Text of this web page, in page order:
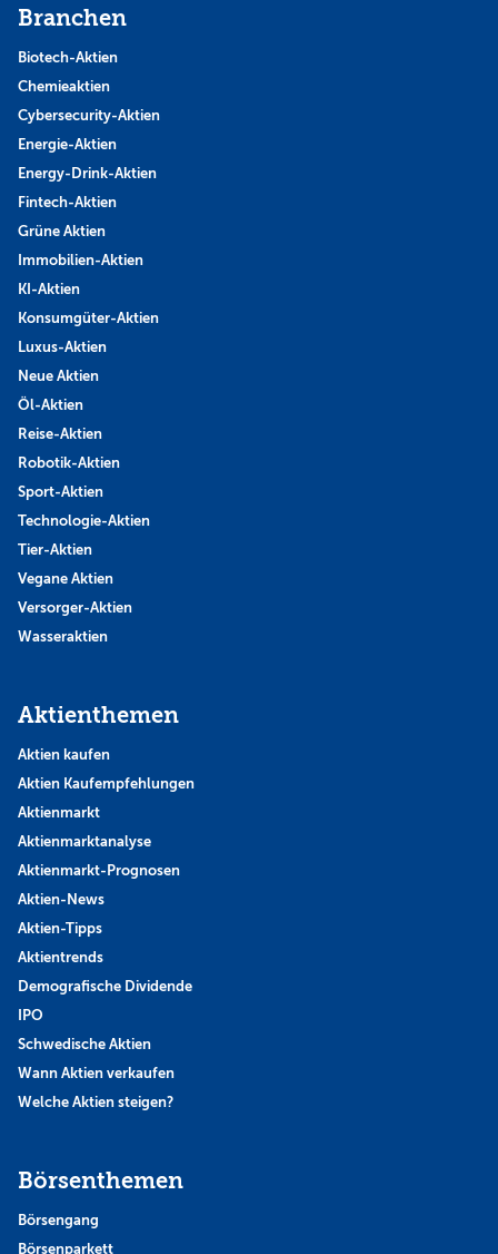
Branchen
Biotech-Aktien
Chemieaktien
Cybersecurity-Aktien
Energie-Aktien
Energy-Drink-Aktien
Fintech-Aktien
Grüne Aktien
Immobilien-Aktien
KI-Aktien
Konsumgüter-Aktien
Luxus-Aktien
Neue Aktien
Öl-Aktien
Reise-Aktien
Robotik-Aktien
Sport-Aktien
Technologie-Aktien
Tier-Aktien
Vegane Aktien
Versorger-Aktien
Wasseraktien
Aktienthemen
Aktien kaufen
Aktien Kaufempfehlungen
Aktienmarkt
Aktienmarktanalyse
Aktienmarkt-Prognosen
Aktien-News
Aktien-Tipps
Aktientrends
Demografische Dividende
IPO
Schwedische Aktien
Wann Aktien verkaufen
Welche Aktien steigen?
Börsenthemen
Börsengang
Börsenparkett